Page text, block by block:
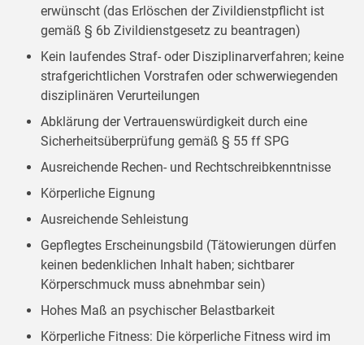
erwünscht (das Erlöschen der Zivildienstpflicht ist
gemäß § 6b Zivildienstgesetz zu beantragen)
Kein laufendes Straf- oder Disziplinarverfahren; keine
strafgerichtlichen Vorstrafen oder schwerwiegenden
disziplinären Verurteilungen
Abklärung der Vertrauenswürdigkeit durch eine
Sicherheitsüberprüfung gemäß § 55 ff SPG
Ausreichende Rechen- und Rechtschreibkenntnisse
Körperliche Eignung
Ausreichende Sehleistung
Gepflegtes Erscheinungsbild (Tätowierungen dürfen
keinen bedenklichen Inhalt haben; sichtbarer
Körperschmuck muss abnehmbar sein)
Hohes Maß an psychischer Belastbarkeit
Körperliche Fitness: Die körperliche Fitness wird im